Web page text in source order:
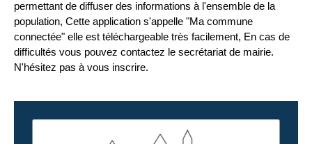
permettant de diffuser des informations à l'ensemble de la
population, Cette application s'appelle "Ma commune
connectée" elle est téléchargeable très facilement, En cas de
difficultés vous pouvez contactez le secrétariat de mairie.
N'hésitez pas à vous inscrire.